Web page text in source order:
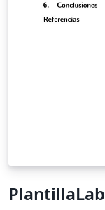
PlantillaLab